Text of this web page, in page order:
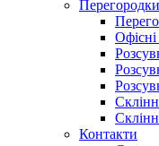
Контакти